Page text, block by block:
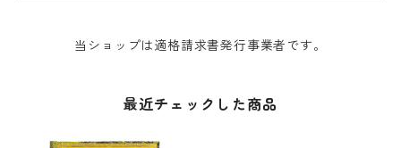
当ショップは適格請求書発行事業者です。
最近チェックした商品